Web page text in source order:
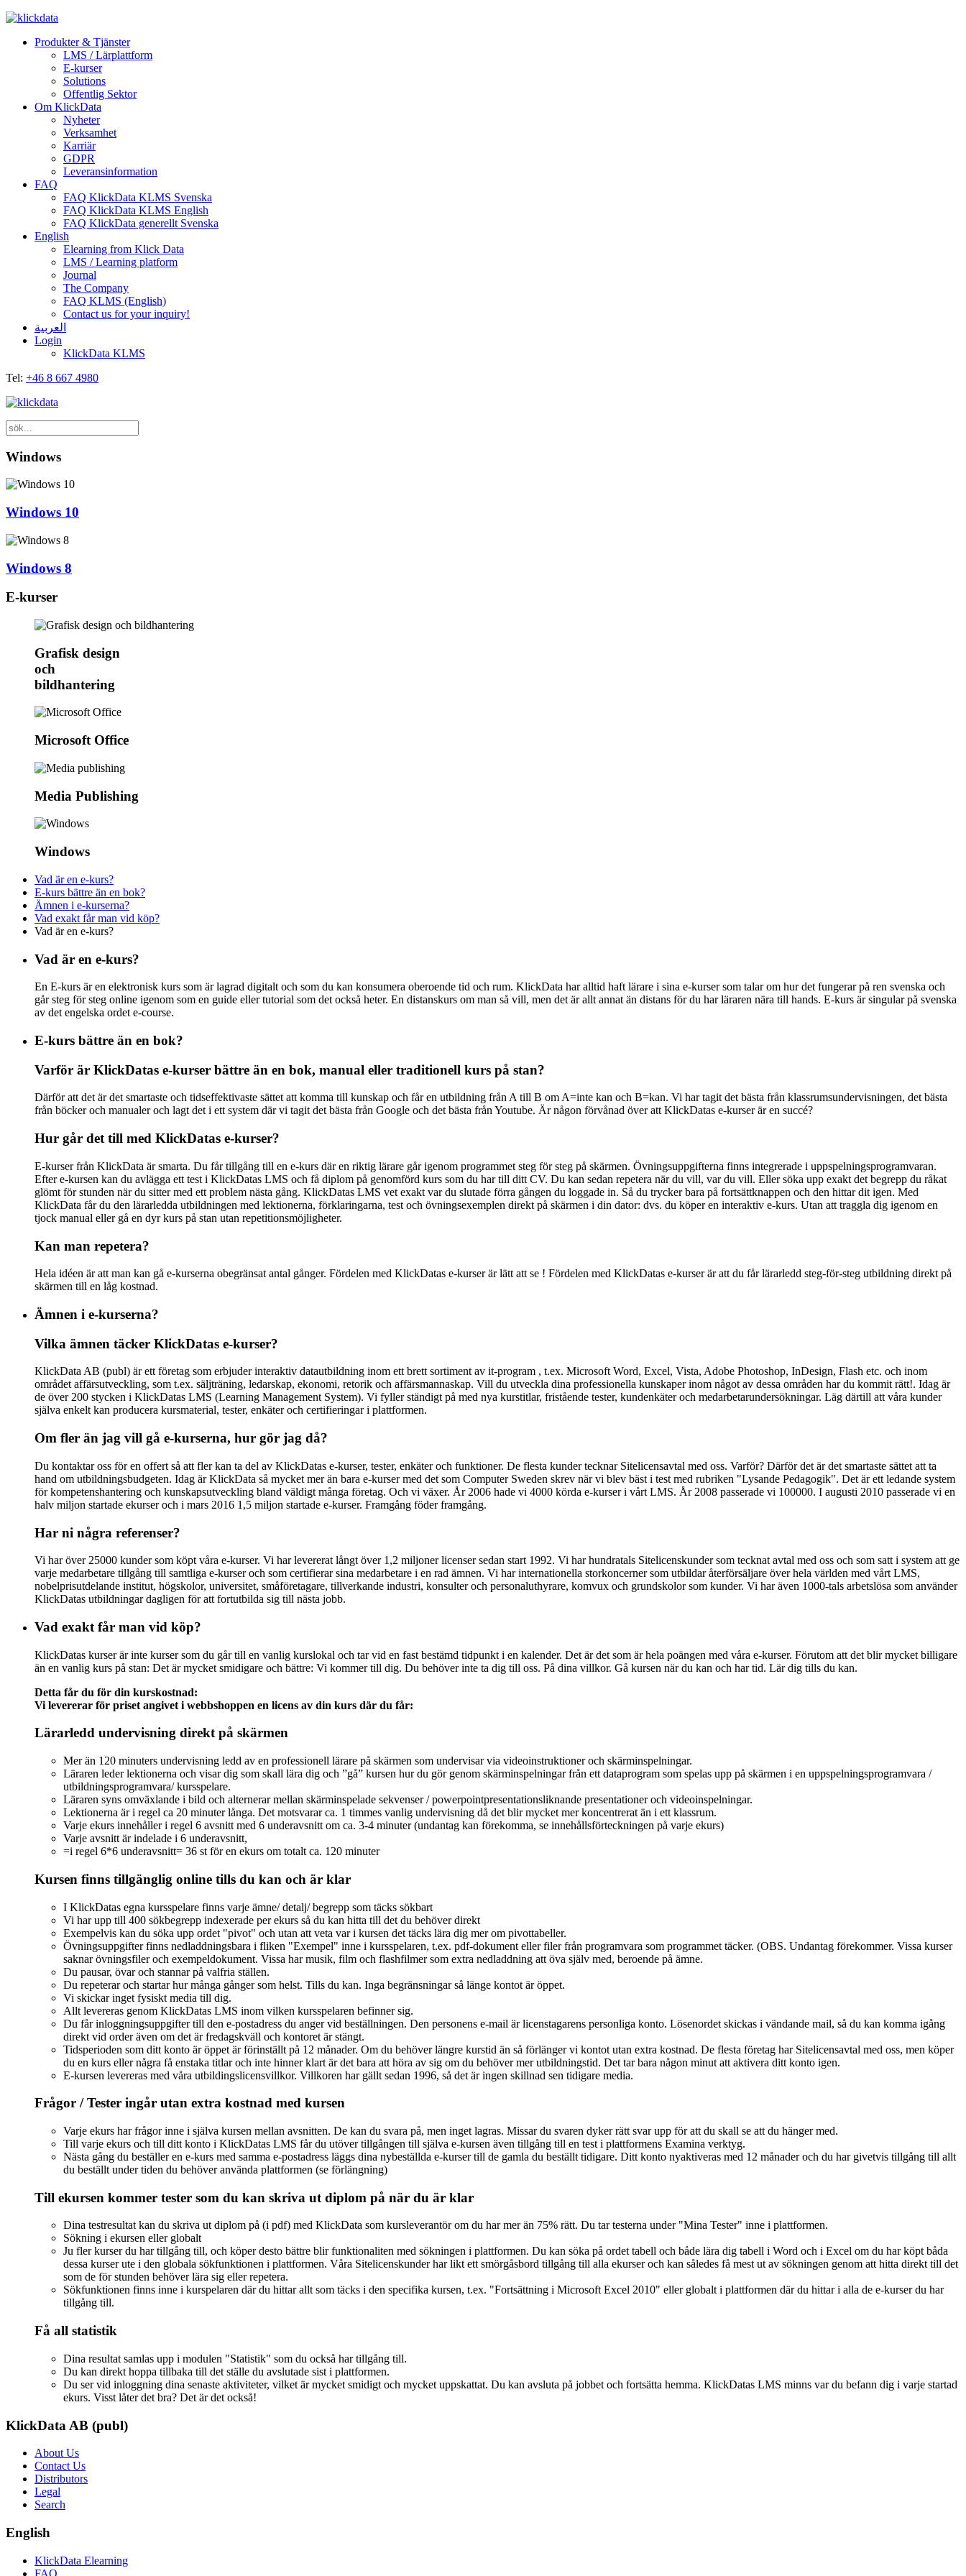
Produkter & Tjänster
LMS / Lärplattform
E-kurser
Solutions
Offentlig Sektor
Om KlickData
Nyheter
Verksamhet
Karriär
GDPR
Leveransinformation
FAQ
FAQ KlickData KLMS Svenska
FAQ KlickData KLMS English
FAQ KlickData generellt Svenska
English
Elearning from Klick Data
LMS / Learning platform
Journal
The Company
FAQ KLMS (English)
Contact us for your inquiry!
العربية
Login
KlickData KLMS
Tel: +46 8 667 4980
Windows
Windows 10
Windows 8
E-kurser
Grafisk design
och
bildhantering
Microsoft Office
Media Publishing
Windows
Vad är en e-kurs?
E-kurs bättre än en bok?
Ämnen i e-kurserna?
Vad exakt får man vid köp?
Vad är en e-kurs?
Vad är en e-kurs?
En E-kurs är en elektronisk kurs som är lagrad digitalt och som du kan konsumera oberoende tid och rum. KlickData har alltid haft lärare i sina e-kurser som talar om hur det fungerar på ren svenska och
går steg för steg online igenom som en guide eller tutorial som det också heter. En distanskurs om man så vill, men det är allt annat än distans för du har läraren nära till hands. E-kurs är singular på svenska
av det engelska ordet e-course.
E-kurs bättre än en bok?
Varför är KlickDatas e-kurser bättre än en bok, manual eller traditionell kurs på stan?
Därför att det är det smartaste och tidseffektivaste sättet att komma till kunskap och får en utbildning från A till B om A=inte kan och B=kan. Vi har tagit det bästa från klassrumsundervisningen, det bästa
från böcker och manualer och lagt det i ett system där vi tagit det bästa från Google och det bästa från Youtube. Är någon förvånad över att KlickDatas e-kurser är en succé?
Hur går det till med KlickDatas e-kurser?
E-kurser från KlickData är smarta. Du får tillgång till en e-kurs där en riktig lärare går igenom programmet steg för steg på skärmen. Övningsuppgifterna finns integrerade i uppspelningsprogramvaran.
Efter e-kursen kan du avlägga ett test i KlickDatas LMS och få diplom på genomförd kurs som du har till ditt CV. Du kan sedan repetera när du vill, var du vill. Eller söka upp exakt det begrepp du råkat
glömt för stunden när du sitter med ett problem nästa gång. KlickDatas LMS vet exakt var du slutade förra gången du loggade in. Så du trycker bara på fortsättknappen och den hittar dit igen. Med
KlickData får du den lärarledda utbildningen med lektionerna, förklaringarna, test och övningsexemplen direkt på skärmen i din dator: dvs. du köper en interaktiv e-kurs. Utan att traggla dig igenom en
tjock manual eller gå en dyr kurs på stan utan repetitionsmöjligheter.
Kan man repetera?
Hela idéen är att man kan gå e-kurserna obegränsat antal gånger. Fördelen med KlickDatas e-kurser är lätt att se ! Fördelen med KlickDatas e-kurser är att du får lärarledd steg-för-steg utbildning direkt på
skärmen till en låg kostnad.
Ämnen i e-kurserna?
Vilka ämnen täcker KlickDatas e-kurser?
KlickData AB (publ) är ett företag som erbjuder interaktiv datautbildning inom ett brett sortiment av it-program , t.ex. Microsoft Word, Excel, Vista, Adobe Photoshop, InDesign, Flash etc. och inom
området affärsutveckling, som t.ex. säljträning, ledarskap, ekonomi, retorik och affärsmannaskap. Vill du utveckla dina professionella kunskaper inom något av dessa områden har du kommit rätt!. Idag är
de över 200 stycken i KlickDatas LMS (Learning Management System). Vi fyller ständigt på med nya kurstitlar, fristående tester, kundenkäter och medarbetarundersökningar. Läg därtill att våra kunder
själva enkelt kan producera kursmaterial, tester, enkäter och certifieringar i plattformen.
Om fler än jag vill gå e-kurserna, hur gör jag då?
Du kontaktar oss för en offert så att fler kan ta del av KlickDatas e-kurser, tester, enkäter och funktioner. De flesta kunder tecknar Sitelicensavtal med oss. Varför? Därför det är det smartaste sättet att ta
hand om utbildningsbudgeten. Idag är KlickData så mycket mer än bara e-kurser med det som Computer Sweden skrev när vi blev bäst i test med rubriken "Lysande Pedagogik". Det är ett ledande system
för kompetenshantering och kunskapsutveckling bland väldigt många företag. Och vi växer. År 2006 hade vi 4000 körda e-kurser i vårt LMS. År 2008 passerade vi 100000. I augusti 2010 passerade vi en
halv miljon startade ekurser och i mars 2016 1,5 miljon startade e-kurser. Framgång föder framgång.
Har ni några referenser?
Vi har över 25000 kunder som köpt våra e-kurser. Vi har levererat långt över 1,2 miljoner licenser sedan start 1992. Vi har hundratals Sitelicenskunder som tecknat avtal med oss och som satt i system att ge
varje medarbetare tillgång till samtliga e-kurser och som certifierar sina medarbetare i en rad ämnen. Vi har internationella storkoncerner som utbildar återförsäljare över hela världen med vårt LMS,
nobelprisutdelande institut, högskolor, universitet, småföretagare, tillverkande industri, konsulter och personaluthyrare, komvux och grundskolor som kunder. Vi har även 1000-tals arbetslösa som använder
KlickDatas utbildningar dagligen för att fortutbilda sig till nästa jobb.
Vad exakt får man vid köp?
KlickDatas kurser är inte kurser som du går till en vanlig kurslokal och tar vid en fast bestämd tidpunkt i en kalender. Det är det som är hela poängen med våra e-kurser. Förutom att det blir mycket billigare
än en vanlig kurs på stan: Det är mycket smidigare och bättre: Vi kommer till dig. Du behöver inte ta dig till oss. På dina villkor. Gå kursen när du kan och har tid. Lär dig tills du kan.
Detta får du för din kurskostnad:
Vi levererar för priset angivet i webbshoppen en licens av din kurs där du får:
Lärarledd undervisning direkt på skärmen
Mer än 120 minuters undervisning ledd av en professionell lärare på skärmen som undervisar via videoinstruktioner och skärminspelningar.
Läraren leder lektionerna och visar dig som skall lära dig och ”gå” kursen hur du gör genom skärminspelningar från ett dataprogram som spelas upp på skärmen i en uppspelningsprogramvara /
utbildningsprogramvara/ kursspelare.
Läraren syns omväxlande i bild och alternerar mellan skärminspelade sekvenser / powerpointpresentationsliknande presentationer och videoinspelningar.
Lektionerna är i regel ca 20 minuter långa. Det motsvarar ca. 1 timmes vanlig undervisning då det blir mycket mer koncentrerat än i ett klassrum.
Varje ekurs innehåller i regel 6 avsnitt med 6 underavsnitt om ca. 3-4 minuter (undantag kan förekomma, se innehållsförteckningen på varje ekurs)
Varje avsnitt är indelade i 6 underavsnitt,
=i regel 6*6 underavsnitt= 36 st för en ekurs om totalt ca. 120 minuter
Kursen finns tillgänglig online tills du kan och är klar
I KlickDatas egna kursspelare finns varje ämne/ detalj/ begrepp som täcks sökbart
Vi har upp till 400 sökbegrepp indexerade per ekurs så du kan hitta till det du behöver direkt
Exempelvis kan du söka upp ordet "pivot" och utan att veta var i kursen det täcks lära dig mer om pivottabeller.
Övningsuppgifter finns nedladdningsbara i fliken "Exempel" inne i kursspelaren, t.ex. pdf-dokument eller filer från programvara som programmet täcker. (OBS. Undantag förekommer. Vissa kurser
saknar övningsfiler och exempeldokument. Vissa har musik, film och flashfilmer som extra nedladdning att öva själv med, beroende på ämne.
Du pausar, övar och stannar på valfria ställen.
Du repeterar och startar hur många gånger som helst. Tills du kan. Inga begränsningar så länge kontot är öppet.
Vi skickar inget fysiskt media till dig.
Allt levereras genom KlickDatas LMS inom vilken kursspelaren befinner sig.
Du får inloggningsuppgifter till den e-postadress du anger vid beställningen. Den personens e-mail är licenstagarens personliga konto. Lösenordet skickas i vändande mail, så du kan komma igång
direkt vid order även om det är fredagskväll och kontoret är stängt.
Tidsperioden som ditt konto är öppet är förinställt på 12 månader. Om du behöver längre kurstid än så förlänger vi kontot utan extra kostnad. De flesta företag har Sitelicensavtal med oss, men köper
du en kurs eller några få enstaka titlar och inte hinner klart är det bara att höra av sig om du behöver mer utbildningstid. Det tar bara någon minut att aktivera ditt konto igen.
E-kursen levereras med våra utbildingslicensvillkor. Villkoren har gällt sedan 1996, så det är ingen skillnad sen tidigare media.
Frågor / Tester ingår utan extra kostnad med kursen
Varje ekurs har frågor inne i själva kursen mellan avsnitten. De kan du svara på, men inget lagras. Missar du svaren dyker rätt svar upp för att du skall se att du hänger med.
Till varje ekurs och till ditt konto i KlickDatas LMS får du utöver tillgången till själva e-kursen även tillgång till en test i plattformens Examina verktyg.
Nästa gång du beställer en e-kurs med samma e-postadress läggs dina nybeställda e-kurser till de gamla du beställt tidigare. Ditt konto nyaktiveras med 12 månader och du har givetvis tillgång till allt
du beställt under tiden du behöver använda plattformen (se förlängning)
Till ekursen kommer tester som du kan skriva ut diplom på när du är klar
Dina testresultat kan du skriva ut diplom på (i pdf) med KlickData som kursleverantör om du har mer än 75% rätt. Du tar testerna under "Mina Tester" inne i plattformen.
Sökning i ekursen eller globalt
Ju fler kurser du har tillgång till, och köper desto bättre blir funktionaliten med sökningen i plattformen. Du kan söka på ordet tabell och både lära dig tabell i Word och i Excel om du har köpt båda
dessa kurser ute i den globala sökfunktionen i plattformen. Våra Sitelicenskunder har likt ett smörgåsbord tillgång till alla ekurser och kan således få mest ut av sökningen genom att hitta direkt till det
som de för stunden behöver lära sig eller repetera.
Sökfunktionen finns inne i kurspelaren där du hittar allt som täcks i den specifika kursen, t.ex. "Fortsättning i Microsoft Excel 2010" eller globalt i plattformen där du hittar i alla de e-kurser du har
tillgång till.
Få all statistik
Dina resultat samlas upp i modulen "Statistik" som du också har tillgång till.
Du kan direkt hoppa tillbaka till det ställe du avslutade sist i plattformen.
Du ser vid inloggning dina senaste aktiviteter, vilket är mycket smidigt och mycket uppskattat. Du kan avsluta på jobbet och fortsätta hemma. KlickDatas LMS minns var du befann dig i varje startad
ekurs. Visst låter det bra? Det är det också!
KlickData AB (publ)
About Us
Contact Us
Distributors
Legal
Search
English
KlickData Elearning
FAQ